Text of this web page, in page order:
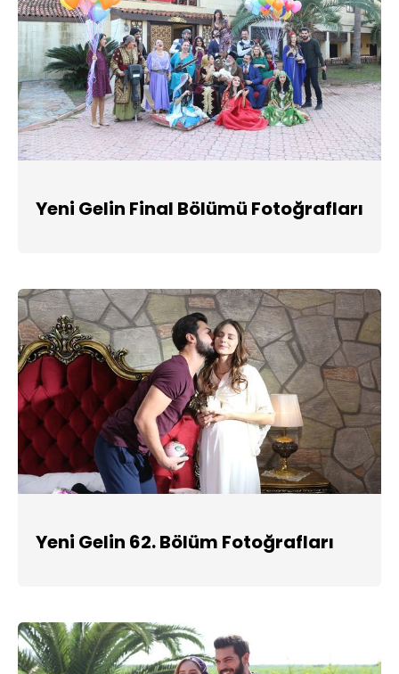
Yeni Gelin Final Bölümü Fotoğrafları
Yeni Gelin 62. Bölüm Fotoğrafları